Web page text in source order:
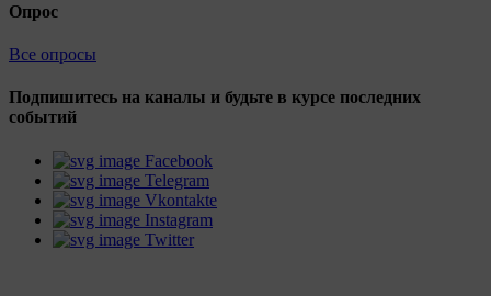
Опрос
Все опросы
Подпишитесь на каналы и будьте в курсе последних
событий
Facebook
Telegram
Vkontakte
Instagram
Twitter